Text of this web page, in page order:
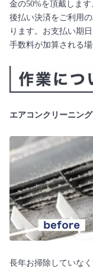
金の50%を頂戴します
後払い決済をご利用
ります。お支払い期
手数料が加算される場
エアコンクリーニング
長年お掃除していな